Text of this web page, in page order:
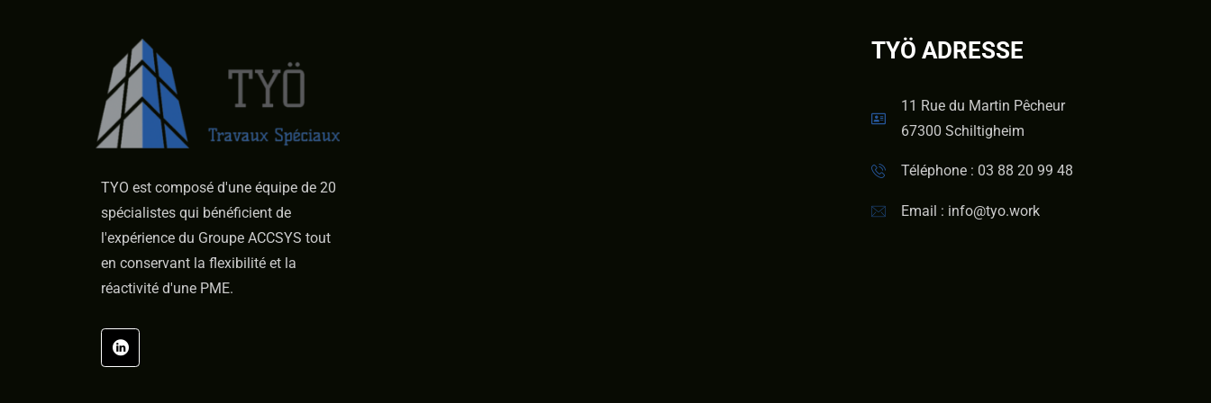
TYO est composé d'une équipe de 20
spécialistes qui bénéficient de
l'expérience du Groupe ACCSYS tout
en conservant la flexibilité et la
réactivité d'une PME.
TYÖ ADRESSE
11 Rue du Martin Pêcheur
67300 Schiltigheim
Téléphone : 03 88 20 99 48
Email : info@tyo.work